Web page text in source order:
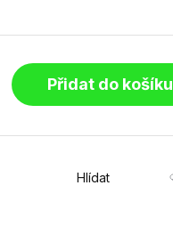
Přidat do košíku
Hlídat